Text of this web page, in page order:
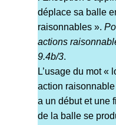
déplace sa balle
raisonnables ».
actions
9.4b/3.
L’usage du mot «
action
a un début et une
de la balle se